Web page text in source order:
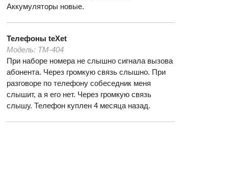
Аккумуляторы новые.
Телефоны teXet
Модель: ТМ-404
При наборе номера не слышно сигнала вызова
абонента. Через громкую связь слышно. При
разговоре по телефону собеседник меня
слышит, а я его нет. Через громкую связь
слышу. Телефон куплен 4 месяца назад.